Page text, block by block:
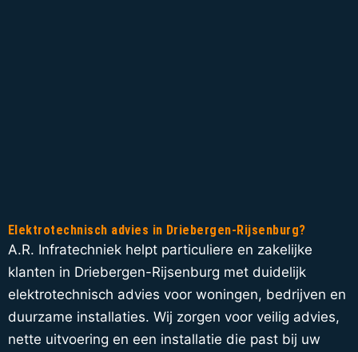
Elektrotechnisch advies in Driebergen-Rijsenburg?
A.R. Infratechniek helpt particuliere en zakelijke
klanten in Driebergen-Rijsenburg met duidelijk
elektrotechnisch advies voor woningen, bedrijven en
duurzame installaties. Wij zorgen voor veilig advies,
nette uitvoering en een installatie die past bij uw